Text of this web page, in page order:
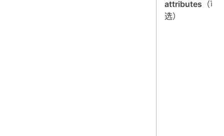
attributes （可
选）